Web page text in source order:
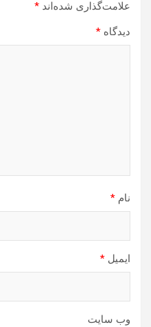
علامت‌گذاری شده‌اند *
دیدگاه *
نام *
ایمیل *
وب‌ سایت